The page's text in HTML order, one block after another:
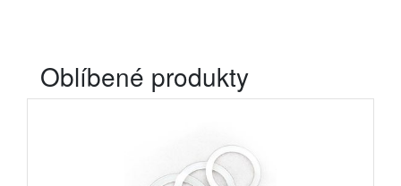
Oblíbené produkty